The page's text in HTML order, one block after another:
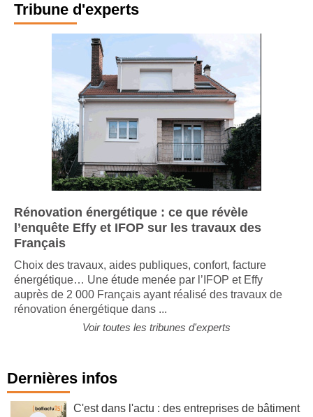
Tribune d'experts
Rénovation énergétique : ce que révèle
l’enquête Effy et IFOP sur les travaux des
Français
Choix des travaux, aides publiques, confort, facture
énergétique… Une étude menée par l’IFOP et Effy
auprès de 2 000 Français ayant réalisé des travaux de
rénovation énergétique dans ...
Voir toutes les tribunes d'experts
Dernières infos
C'est dans l'actu : des entreprises de bâtiment